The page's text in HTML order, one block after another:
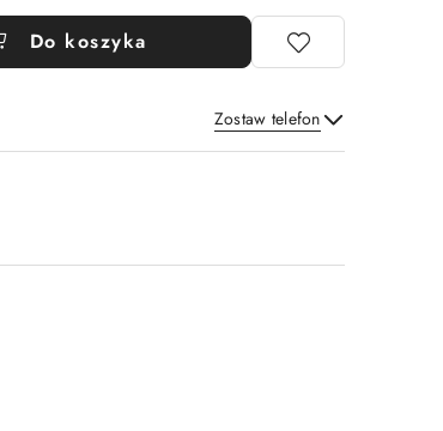
Do koszyka
Zostaw telefon
Wyślij